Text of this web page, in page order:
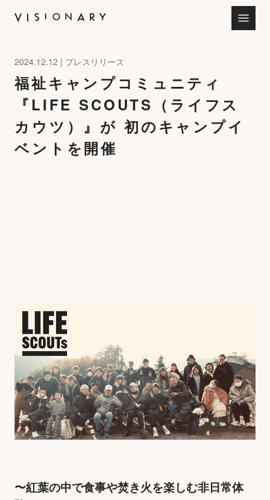
会社情報
お知らせ
サービス
お問い合わせ
LINE公式アカウント
2024.12.12 | プレスリリース
福祉キャンプコミュニティ
『LIFE SCOUTS（ライフス
カウツ）』が 初のキャンプイ
ベントを開催
〜紅葉の中で食事や焚き火を楽しむ非日常体